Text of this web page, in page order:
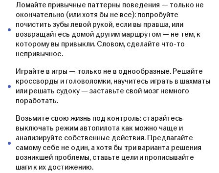
Ломайте привычные паттерны поведения — только не
окончательно (или хотя бы не все): попробуйте
почистить зубы левой рукой, если вы правша, или
возвращайтесь домой другим маршрутом — не тем, к
которому вы привыкли. Словом, сделайте что-то
непривычное.
Играйте в игры — только не в однообразные. Решайте
кроссворды и головоломки, научитесь играть в шахматы
или решать судоку — заставьте свой мозг немного
поработать.
Возьмите свою жизнь под контроль: старайтесь
выключать режим автопилота как можно чаще и
анализируйте собственные действия. Предлагайте
самому себе не один, а хотя бы три варианта решения
возникшей проблемы, ставьте цели и прописывайте
шаги к их достижению.